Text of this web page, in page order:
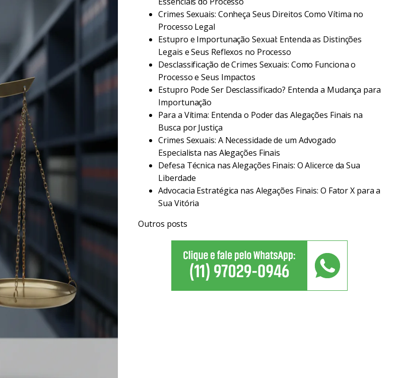
Crimes Sexuais: Conheça Seus Direitos Como Vítima no
Processo Legal
Estupro e Importunação Sexual: Entenda as Distinções
Legais e Seus Reflexos no Processo
Desclassificação de Crimes Sexuais: Como Funciona o
Processo e Seus Impactos
Estupro Pode Ser Desclassificado? Entenda a Mudança para
Importunação
Para a Vítima: Entenda o Poder das Alegações Finais na
Busca por Justiça
Crimes Sexuais: A Necessidade de um Advogado
Especialista nas Alegações Finais
Defesa Técnica nas Alegações Finais: O Alicerce da Sua
Liberdade
Advocacia Estratégica nas Alegações Finais: O Fator X para a
Sua Vitória
Outros posts